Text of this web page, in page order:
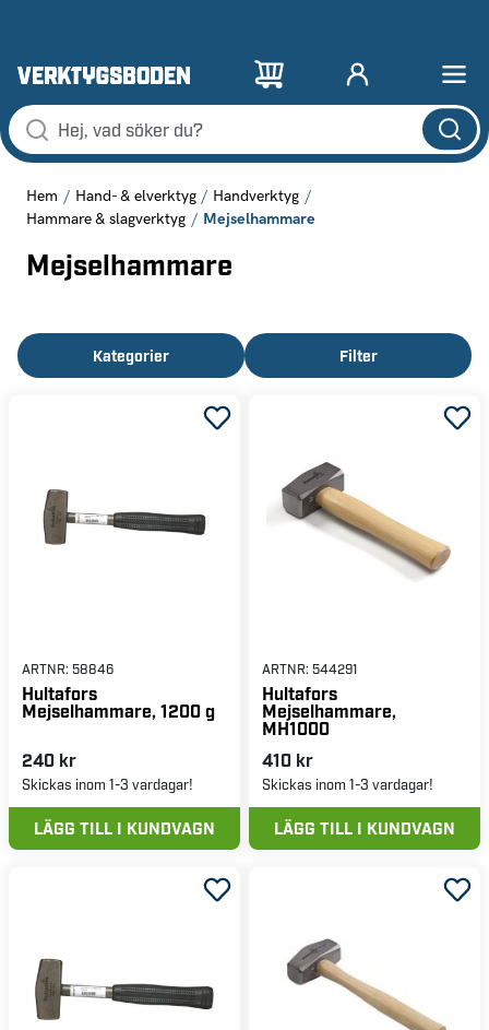
Hem Hand- & elverktyg
Handverktyg
Hammare & slagverktyg
Mejselhammare
Mejselhammare
Kategorier Filter
ARTNR: 58846
Hultafors
Mejselhammare, 1200 g
240 kr
Skickas inom 1-3 vardagar!
LÄGG TILL I KUNDVAGN
ARTNR: 544291
Hultafors
Mejselhammare,
MH1000
410 kr
Skickas inom 1-3 vardagar!
LÄGG TILL I KUNDVAGN